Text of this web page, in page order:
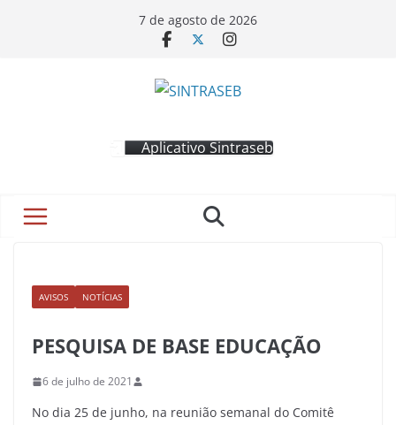
7 de agosto de 2026
Aplicativo Sintraseb
AVISOS NOTÍCIAS
PESQUISA DE BASE EDUCAÇÃO
6 de julho de 2021
No dia 25 de junho, na reunião semanal do Comitê